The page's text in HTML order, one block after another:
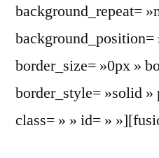
background_repeat=
background_position=
border_size= »0px »
border_style= »solid »
class= » » id= »